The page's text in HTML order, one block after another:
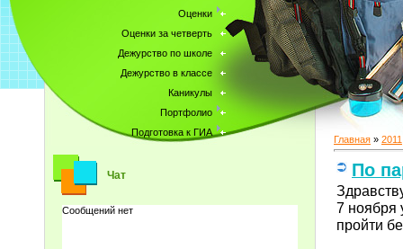
Оценки
Оценки за четверть
Дежурство по школе
Дежурство в классе
Каникулы
Портфолио
Подготовка к ГИА
Чат
Главная » 2011
По
7 ноября
пройти